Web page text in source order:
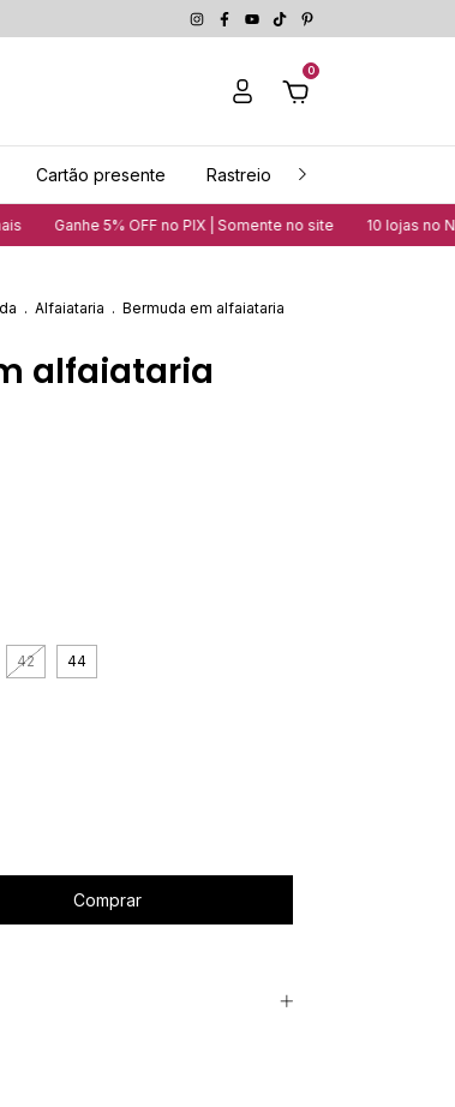
0
Cartão presente Rastreio
5% OFF no PIX | Somente no site 10 lojas no Nordeste |
. Alfaiataria . Bermuda em alfaiataria
alfaiataria
42 44